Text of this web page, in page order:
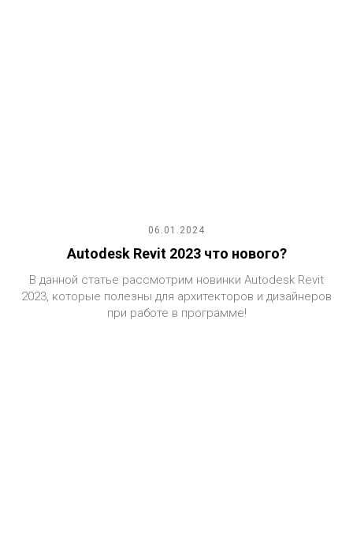
06.01.2024
Autodesk Revit 2023 что нового?
В данной статье рассмотрим новинки Autodesk Revit
2023, которые полезны для архитекторов и дизайнеров
при работе в программе!